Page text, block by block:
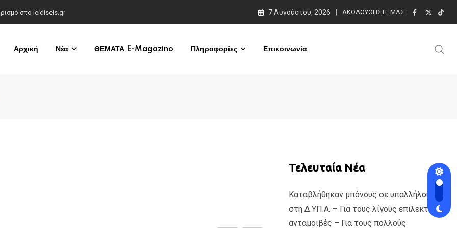
στο ieidiseis.gr 7 Αυγούστου, 2026 ΑΚΟΛΟΥΘΉΣΤΕ ΜΑΣ :
Αρχική Νέα ΘΕΜΑΤΑ E-Magazino Πληροφορίες Επικοινωνία
Τελευταία Νέα
Καταβλήθηκαν μπόνους σε υπαλλήλους
στη Δ.ΥΠ.Α. – Για τους λίγους επιλεκτικές
ανταμοιβές – Για τους πολλούς